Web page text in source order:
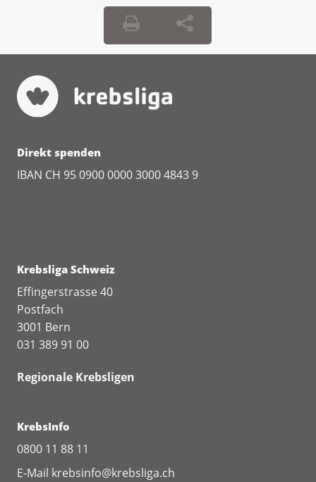
Direkt spenden
IBAN CH 95 0900 0000 3000 4843 9
Krebsliga Schweiz
Effingerstrasse 40
Postfach
3001 Bern
031 389 91 00
Regionale Krebsligen
KrebsInfo
0800 11 88 11
E-Mail krebsinfo@krebsliga.ch